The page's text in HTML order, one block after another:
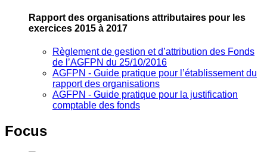
Rapport des organisations attributaires pour les
exercices 2015 à 2017
Règlement de gestion et d’attribution des Fonds
de l’AGFPN du 25/10/2016
AGFPN ‐ Guide pratique pour l’établissement du
rapport des organisations
AGFPN ‐ Guide pratique pour la justification
comptable des fonds
Focus